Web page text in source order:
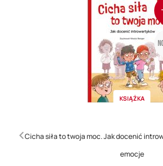
KSIĄŻKA
Cicha siła to twoja moc. Jak docenić
emocje